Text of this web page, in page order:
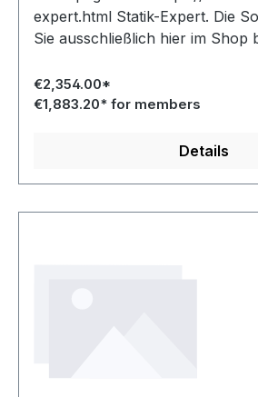
expert.html Statik-Expert. Die
Sie ausschließlich hier im Shop
€2,354.00*
€1,883.20* for members
Details